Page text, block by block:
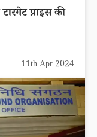
प्राइस की
11th Apr 2024